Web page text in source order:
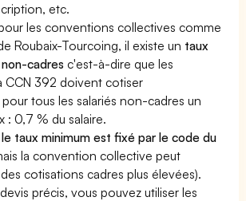
etc.
les conventions collectives comme
Roubaix-Tourcoing, il existe un taux
cadres c'est-à-dire que les
CCN 392 doivent cotiser
tous les salariés non-cadres un
: 0,7 % du salaire.
taux minimum est fixé par le code du
la convention collective peut
cotisations cadres plus élevées).
précis, vous pouvez utiliser les